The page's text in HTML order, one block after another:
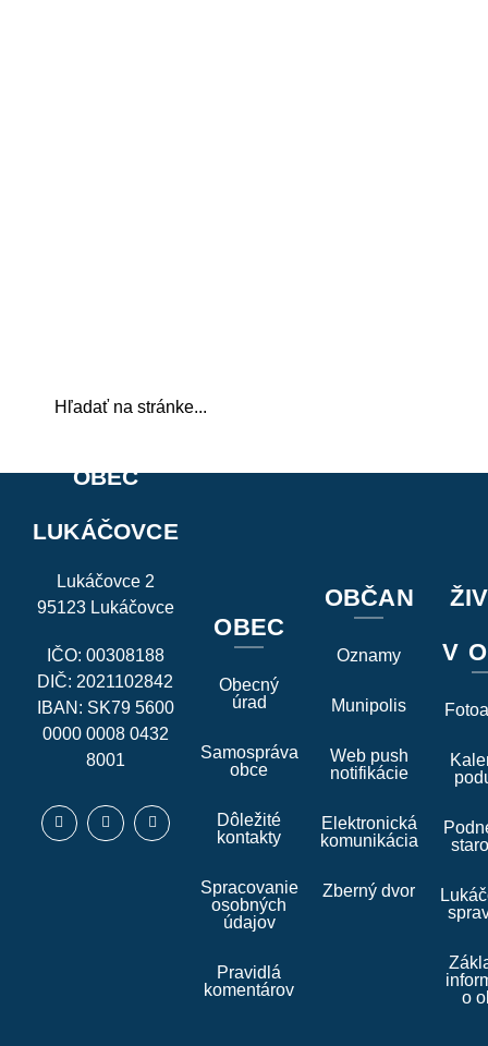
OBEC
LUKÁČOVCE
Lukáčovce 2
95123 Lukáčovce
IČO: 00308188
DIČ: 2021102842
IBAN: SK79 5600
0000 0008 0432
8001
OBEC
Obecný
úrad
Samospráva
obce
Dôležité
kontakty
Spracovanie
osobných
údajov
Pravidlá
komentárov
OBČAN
Oznamy
Munipolis
Web push
notifikácie
Elektronická
komunikácia
Zberný dvor
V
o